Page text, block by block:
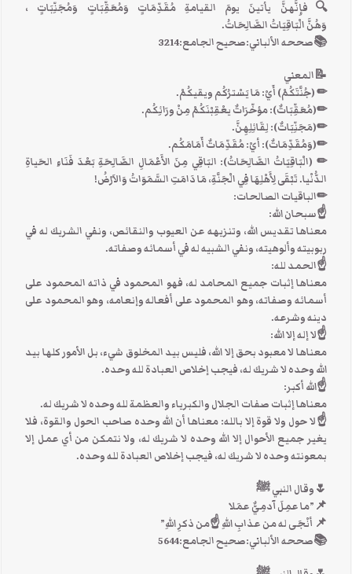
🔍فإِنَّهنَّ يأتينَ يومَ القيامةِ مُقَدِّمَاتٍ وَمُعَقِّبَاتٍ وَمُجَنِّبَاتٍ ،
وَهُنَّ الْبَاقِيَاتُ الصَّالِحَاتُ.
📚صححه الألباني:صحيح الجامع:3214
📝المعني
✏ (جُنَّتَكُمْ) أَيْ: مَا يَسْترُكُم ويقيكُمْ.
✏(مُعَقِّبَاتٌ): مؤخّرَاتٌ يعْقِبْنَكُمْ مِنْ ورَائِكُم.
✏(مَجَنِّبَاتٌ): لِقَائِلِهِنَّ.
✏(وَمُقَدِّمَاتٌ): أيْ: مُقَدِّمَاتٌ أَمَامَكُم.
✏ (الْبَاقِيَاتُ الصَّالِحَاتُ): البَاقِي مِنَ الأَعْمَالِ الصَّالِحَةِ بَعْدَ فَنَاءِ الحَياةِ
الدُّنْيا. تَبْقَى لِأَهْلِهَا فِي الْجَنَّةِ، مَا دَامَتِ السَّمَوَاتُ وَالاَرْضُ!
✏الباقيات الصالحات:
☝سبحان الله:
معناها تقديس الله، وتنزيهه عن العيوب والنقائص، ونفي الشريك له في
ربوبيته وألوهيته، ونفي الشبيه له في أسمائه وصفاته.
☝الحمد لله:
معناها إثبات جميع المحامد له، فهو المحمود في ذاته المحمود على
أسمائه وصفاته، وهو المحمود على أفعاله وإنعامه، وهو المحمود على
دينه وشرعه.
☝لا إله إلا الله:
معناها لا معبود بحق إلا الله، فليس بيد المخلوق شيء، بل الأمور كلها بيد
الله وحده لا شريك له، فيجب إخلاص العبادة لله وحده.
☝الله أكبر:
معناها إثبات صفات الجلال والكبرياء والعظمة لله وحده لا شريك له.
☝لا حول ولا قوة إلا بالله: معناها أن الله وحده صاحب الحول والقوة، فلا
يغير جميع الأحوال إلا الله وحده لا شريك له، ولا نتمكن من أي عمل إلا
بمعونته وحده لا شريك له، فيجب إخلاص العبادة لله وحده.
🌷وقال النبي ﷺ
📌”ما عمِلَ آدمِيٌّ عمَلا
📌 أنْجَى له من عذابِ اللهِ ☝من ذكرِ اللهِ”
📚صححه الألباني:صحيح الجامع:5644